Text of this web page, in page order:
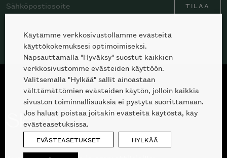
TILAA
Käytämme verkkosivustollamme evästeitä
käyttökokemuksesi optimoimiseksi.
Napsauttamalla "Hyväksy" suostut kaikkien
verkkosivustomme evästeiden käyttöön.
Valitsemalla "Hylkää" sallit ainoastaan
välttämättömien evästeiden käytön, jolloin kaikkia
sivuston toiminnallisuuksia ei pystytä suorittamaan.
Jos haluat poistaa joitakin evästeitä käytöstä, käy
evästeasetuksissa.
EVÄSTEASETUKSET HYLKÄÄ